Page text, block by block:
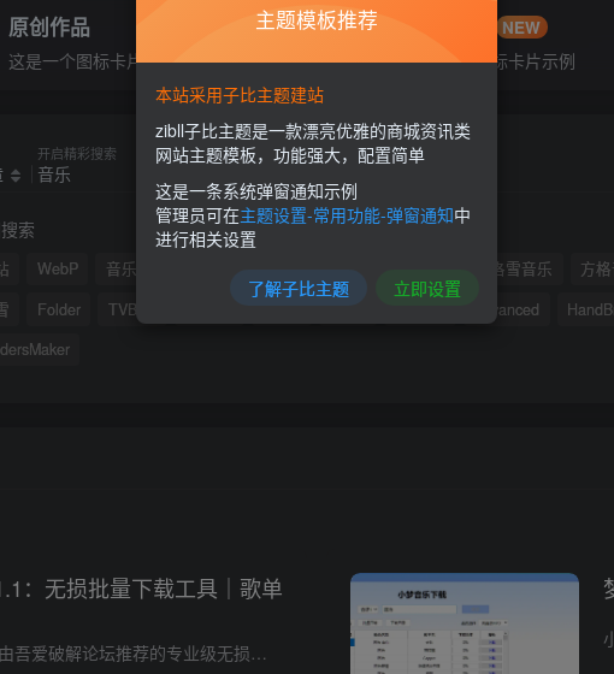
原创作品
这是一个图标卡片示例
NEW
这是一个图标卡片示例
开启精彩搜索
索
WebP 音乐 洛雪音乐
方
Folder TVBOX Advanced
：无损批量下载工具｜歌单
，支持全网九酷音乐歌单/排行榜一键批量解析。通过逆向技术突破平台加密限制，实现FLAC/MP3双格式高速下载，提供智能任务管理...
主题模板推荐
本站采用子比主题建站
zibll子比主题是一款漂亮优雅的商城资讯类
网站主题模板，功能强大，配置简单
这是一条系统弹窗通知示例
管理员可在主题设置-常用功能-弹窗通知中
进行相关设置
了解子比主题 立即设置